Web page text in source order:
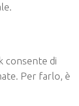
consente di
Per farlo, è